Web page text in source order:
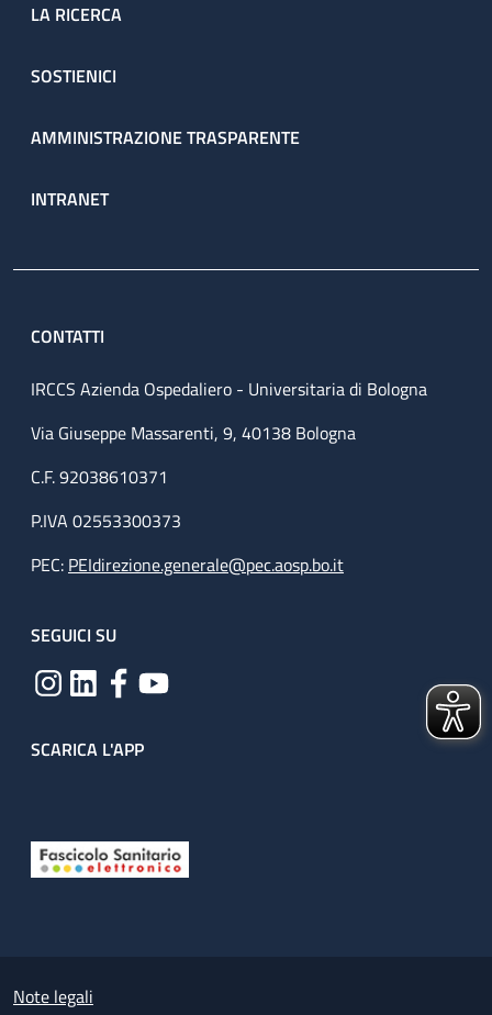
LA RICERCA
SOSTIENICI
AMMINISTRAZIONE TRASPARENTE
INTRANET
CONTATTI
IRCCS Azienda Ospedaliero - Universitaria di Bologna
Via Giuseppe Massarenti, 9, 40138 Bologna
C.F. 92038610371
P.IVA 02553300373
PEC: PEIdirezione.generale@pec.aosp.bo.it
SEGUICI SU
SCARICA L'APP
Small prints
Note legali